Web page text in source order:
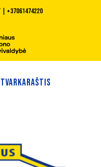
+37061474220